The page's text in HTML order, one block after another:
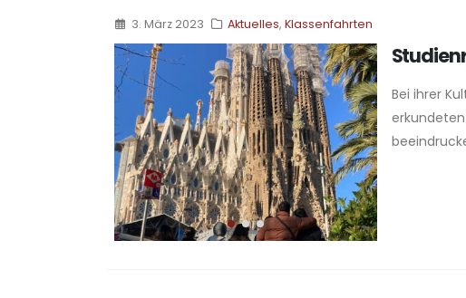
3. März 2023 Aktuelles,Klassenfahrten
Bei ihrer
erkundeten